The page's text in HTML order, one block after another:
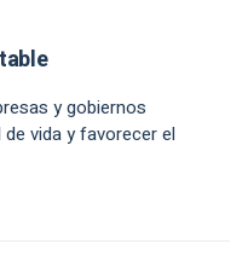
y gobiernos
vida y favorecer el